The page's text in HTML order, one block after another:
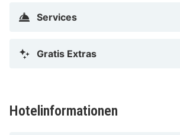
Services
Gratis Extras
Hotelinformationen